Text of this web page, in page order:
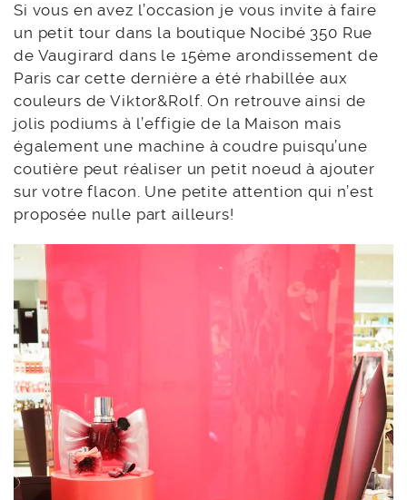
Si vous en avez l’occasion je vous invite à faire
un petit tour dans la boutique Nocibé 350 Rue
de Vaugirard dans le 15ème arondissement de
Paris car cette dernière a été rhabillée aux
couleurs de Viktor&Rolf. On retrouve ainsi de
jolis podiums à l’effigie de la Maison mais
également une machine à coudre puisqu’une
coutière peut réaliser un petit noeud à ajouter
sur votre flacon. Une petite attention qui n’est
proposée nulle part ailleurs!